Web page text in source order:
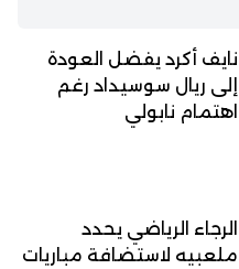
نايف أكرد يفضل العودة
إلى ريال سوسيداد رغم
اهتمام نابولي
الرجاء الرياضي يحدد
ملعبيه لاستضافة مباريات